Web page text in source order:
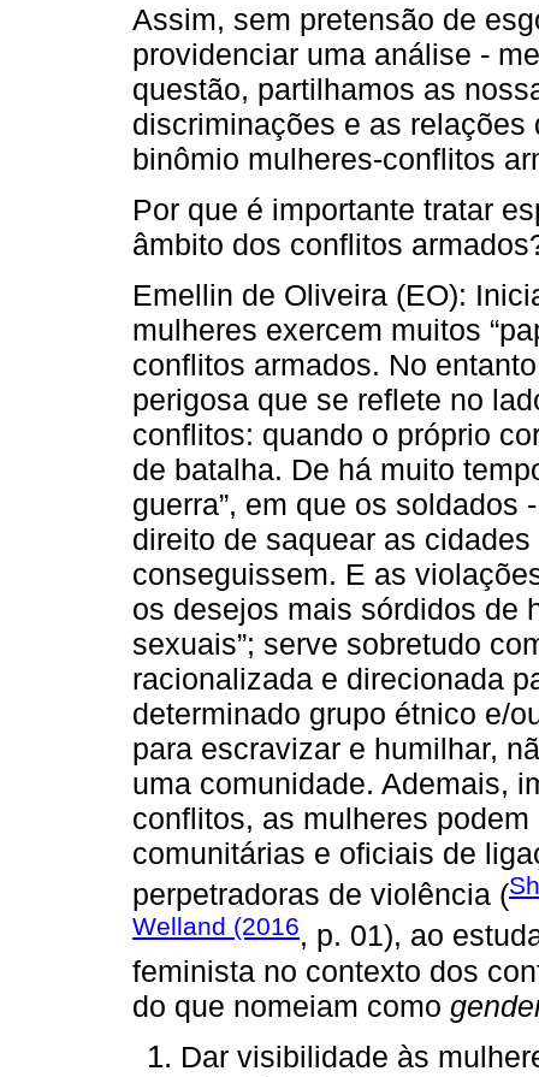
Assim, sem pretensão de
providenciar uma análise -
questão, partilhamos as
discriminações e as
binômio mulheres-conflitos
Por que é importante tratar
âmbito dos conflitos
Emellin de Oliveira (EO):
mulheres exercem muitos
conflitos armados. No
perigosa que se reflete no
conflitos: quando o próprio
de batalha. De há muito
guerra”, em que os soldados
direito de saquear as
conseguissem. E as
os desejos mais sórdidos de
sexuais”; serve sobretudo
racionalizada e direcionada
determinado grupo étnico e/
para escravizar e humilhar,
uma comunidade. Ademais,
conflitos, as mulheres
comunitárias e oficiais de
perpetradoras de violência (
Welland (2016, p. 01), ao
feminista no contexto dos
do que nomeiam como
Dar visibilidade às